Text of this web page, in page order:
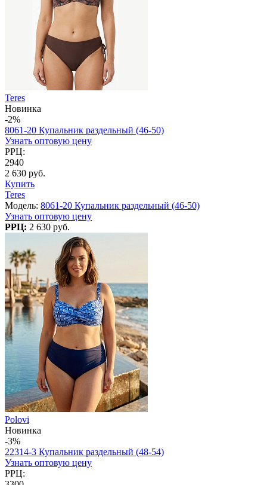
Teres
Новинка
-2%
8061-20 Купальник раздельный (46-50)
Узнать оптовую цену
РРЦ:
2940
2 630 руб.
Купить
Teres
Модель: 8061-20 Купальник раздельный (46-50)
Узнать оптовую цену
РРЦ: 2 630 руб.
Polovi
Новинка
-3%
22314-3 Купальник раздельный (48-54)
Узнать оптовую цену
РРЦ: